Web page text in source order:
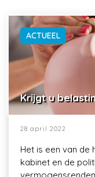
ACTUEEL
Krijgt u
28 april 2022
Het is een van de
kabinet en de